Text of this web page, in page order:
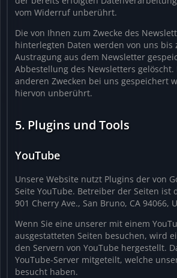
vom Widerruf unberührt.
Die von Ihnen zum Zwecke des
hinterlegten Daten werden von uns bis
Austragung aus dem Newsletter
Abbestellung des Newsletters gelöscht.
anderen Zwecken bei uns gespeichert
hiervon unberührt.
5. Plugins und Tools
YouTube
Unsere Website nutzt Plugins der von
Seite YouTube. Betreiber der Seiten ist
901 Cherry Ave., San Bruno, CA 94066,
Wenn Sie eine unserer mit einem
ausgestatteten Seiten besuchen, wird
den Servern von YouTube hergestellt.
YouTube-Server mitgeteilt, welche
besucht haben.